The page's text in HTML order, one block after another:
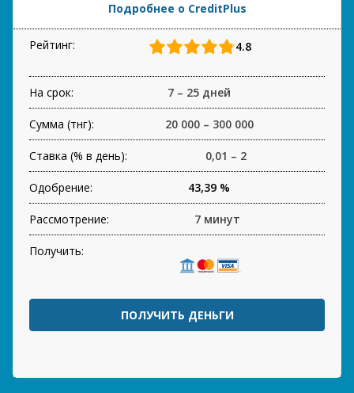
Подробнее о CreditPlus
Рейтинг: 4.8
На срок: 7 – 25 дней
Сумма (тнг): 20 000 – 300 000
Ставка (% в день): 0,01 – 2
Одобрение: 43,39 %
Рассмотрение: 7 минут
Получить:
ПОЛУЧИТЬ ДЕНЬГИ